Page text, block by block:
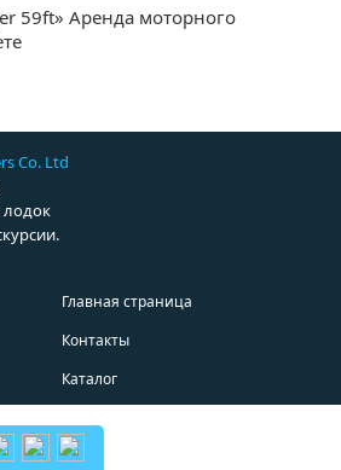
59ft» Аренда моторного
Co. Ltd
лодок
Главная страница
Контакты
Каталог